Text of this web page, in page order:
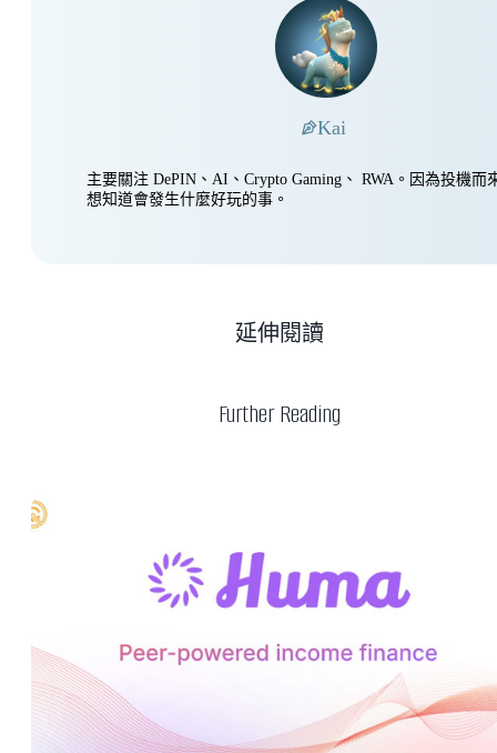
Kai
主要關注 DePIN、AI、Crypto Gaming、 RWA。因為投機而
想知道會發生什麼好玩的事。
Further Reading
延伸閱讀